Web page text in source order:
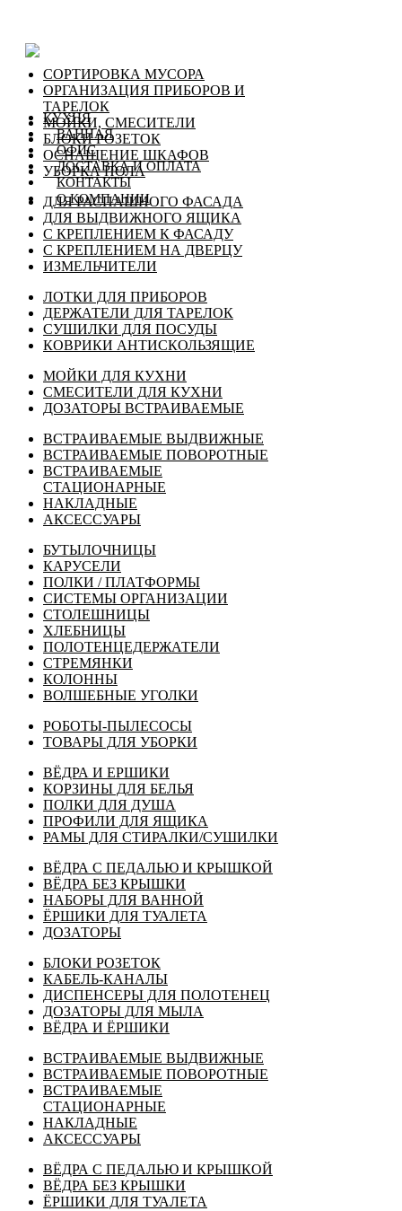
КУХНЯ
ВАННАЯ
ОФИС
ДОСТАВКА И ОПЛАТА
КОНТАКТЫ
О КОМПАНИИ
СОРТИРОВКА МУСОРА
ОРГАНИЗАЦИЯ ПРИБОРОВ И
ТАРЕЛОК
МОЙКИ, СМЕСИТЕЛИ
БЛОКИ РОЗЕТОК
ОСНАЩЕНИЕ ШКАФОВ
УБОРКА ПОЛА
ДЛЯ РАСПАШНОГО ФАСАДА
ДЛЯ ВЫДВИЖНОГО ЯЩИКА
С КРЕПЛЕНИЕМ К ФАСАДУ
С КРЕПЛЕНИЕМ НА ДВЕРЦУ
ИЗМЕЛЬЧИТЕЛИ
ЛОТКИ ДЛЯ ПРИБОРОВ
ДЕРЖАТЕЛИ ДЛЯ ТАРЕЛОК
СУШИЛКИ ДЛЯ ПОСУДЫ
КОВРИКИ АНТИСКОЛЬЗЯЩИЕ
МОЙКИ ДЛЯ КУХНИ
СМЕСИТЕЛИ ДЛЯ КУХНИ
ДОЗАТОРЫ ВСТРАИВАЕМЫЕ
ВСТРАИВАЕМЫЕ ВЫДВИЖНЫЕ
ВСТРАИВАЕМЫЕ ПОВОРОТНЫЕ
ВСТРАИВАЕМЫЕ
СТАЦИОНАРНЫЕ
НАКЛАДНЫЕ
АКСЕССУАРЫ
БУТЫЛОЧНИЦЫ
КАРУСЕЛИ
ПОЛКИ / ПЛАТФОРМЫ
СИСТЕМЫ ОРГАНИЗАЦИИ
СТОЛЕШНИЦЫ
ХЛЕБНИЦЫ
ПОЛОТЕНЦЕДЕРЖАТЕЛИ
СТРЕМЯНКИ
КОЛОННЫ
ВОЛШЕБНЫЕ УГОЛКИ
РОБОТЫ-ПЫЛЕСОСЫ
ТОВАРЫ ДЛЯ УБОРКИ
ВЁДРА И ЕРШИКИ
КОРЗИНЫ ДЛЯ БЕЛЬЯ
ПОЛКИ ДЛЯ ДУША
ПРОФИЛИ ДЛЯ ЯЩИКА
РАМЫ ДЛЯ СТИРАЛКИ/СУШИЛКИ
ВЁДРА С ПЕДАЛЬЮ И КРЫШКОЙ
ВЁДРА БЕЗ КРЫШКИ
НАБОРЫ ДЛЯ ВАННОЙ
ЁРШИКИ ДЛЯ ТУАЛЕТА
ДОЗАТОРЫ
БЛОКИ РОЗЕТОК
КАБЕЛЬ-КАНАЛЫ
ДИСПЕНСЕРЫ ДЛЯ ПОЛОТЕНЕЦ
ДОЗАТОРЫ ДЛЯ МЫЛА
ВЁДРА И ЁРШИКИ
ВСТРАИВАЕМЫЕ ВЫДВИЖНЫЕ
ВСТРАИВАЕМЫЕ ПОВОРОТНЫЕ
ВСТРАИВАЕМЫЕ
СТАЦИОНАРНЫЕ
НАКЛАДНЫЕ
АКСЕССУАРЫ
ВЁДРА С ПЕДАЛЬЮ И КРЫШКОЙ
ВЁДРА БЕЗ КРЫШКИ
ЁРШИКИ ДЛЯ ТУАЛЕТА